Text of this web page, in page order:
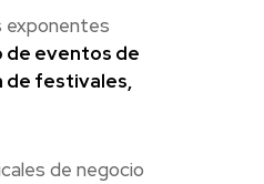
exponentes
de eventos de
de festivales,
de negocio